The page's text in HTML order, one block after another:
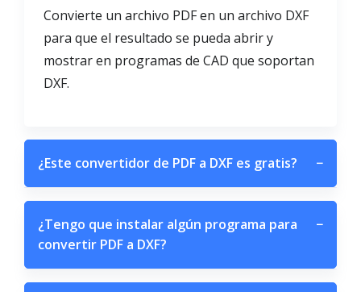
Convierte un archivo PDF en un archivo DXF
para que el resultado se pueda abrir y
mostrar en programas de CAD que soportan
DXF.
¿Este convertidor de PDF a DXF es gratis? −
¿Tengo que instalar algún programa para
convertir PDF a DXF?
−